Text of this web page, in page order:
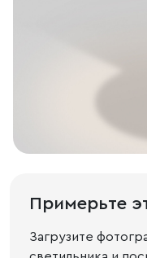
Примерьте
Загрузите